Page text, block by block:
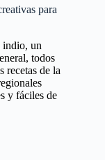
para
indio, un
todos
recetas de la
y fáciles de